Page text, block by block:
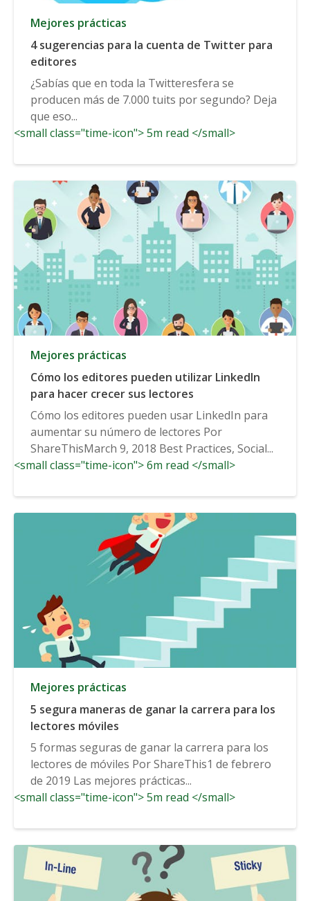
Mejores prácticas
4 sugerencias para la cuenta de Twitter para
editores
¿Sabías que en toda la Twitteresfera se
producen más de 7.000 tuits por segundo? Deja
que eso...
<small class="time-icon"> 5m read </small>
Mejores prácticas
Cómo los editores pueden utilizar LinkedIn
para hacer crecer sus lectores
Cómo los editores pueden usar LinkedIn para
aumentar su número de lectores Por
ShareThisMarch 9, 2018 Best Practices, Social...
<small class="time-icon"> 6m read </small>
Mejores prácticas
5 segura maneras de ganar la carrera para los
lectores móviles
5 formas seguras de ganar la carrera para los
lectores de móviles Por ShareThis1 de febrero
de 2019 Las mejores prácticas...
<small class="time-icon"> 5m read </small>